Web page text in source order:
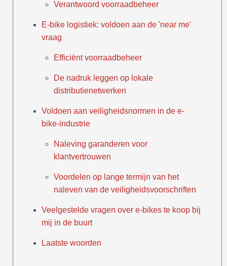
Verantwoord voorraadbeheer
E-bike logistiek: voldoen aan de 'near me'
vraag
Efficiënt voorraadbeheer
De nadruk leggen op lokale
distributienetwerken
Voldoen aan veiligheidsnormen in de e-
bike-industrie
Naleving garanderen voor
klantvertrouwen
Voordelen op lange termijn van het
naleven van de veiligheidsvoorschriften
Veelgestelde vragen over e-bikes te koop bij
mij in de buurt
Laatste woorden